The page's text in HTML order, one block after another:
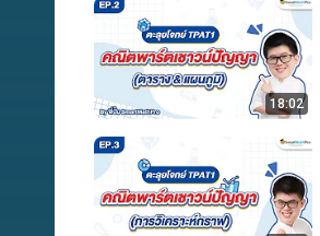
18:02